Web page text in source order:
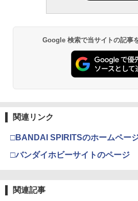
Google 検索で当サイトの記事
関連リンク
□BANDAI SPIRITSのホームペー
□バンダイホビーサイトのページ
関連記事